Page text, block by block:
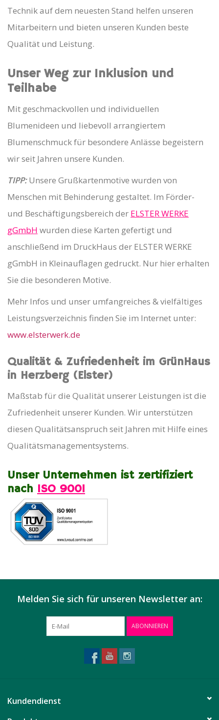
Technik auf dem neuesten Stand helfen unseren
Mitarbeitern und bieten unseren Kunden beste
Qualität und Leistung.
Unser Weg zur Inklusion und
Teilhabe
Mit geschmackvollen und individuellen
Blumenideen und liebevoll arrangiertem
Blumenschmuck für besondere Anlässe begeistern
wir seit Jahren unsere Kunden.
TIPP: Unsere Grußkartenmotive wurden von
Menschen mit Behinderung gestaltet. Im Förder-
und Beschäftigungsbereich der ELSTER WERKE
gGmbH wurden diese Karten gefertigt und
anschließend im DruckHaus der ELSTER WERKE
gGmbH in Kleinauflagen gedruckt. Nur hier erhalten
Sie die besonderen Motive.
Mehr Infos und unser umfangreiches & vielfältiges
Leistungsverzeichnis finden Sie im Internet unter:
www.elsterwerk.de
Qualität & Zufriedenheit im GrünHaus
in Herzberg (Elster)
Maßstab für die Qualität unserer Leistungen ist die
Zufriedenheit unserer Kunden. Wir unterstützen
diesen Qualitätsanspruch seit Jahren mit Hilfe eines
Qualitätsmanagementsystems.
Unser Unternehmen ist zertifiziert
nach ISO 9001
Melden Sie sich für unseren Newsletter an:
ABONNIEREN
Kundendienst